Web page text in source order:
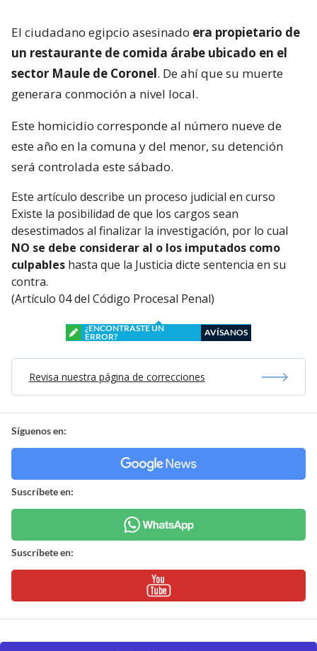
El ciudadano egipcio asesinado era propietario de
un restaurante de comida árabe ubicado en el
sector Maule de Coronel. De ahí que su muerte
generara conmoción a nivel local.
Este homicidio corresponde al número nueve de
este año en la comuna y del menor, su detención
será controlada este sábado.
Este artículo describe un proceso judicial en curso
Existe la posibilidad de que los cargos sean
desestimados al finalizar la investigación, por lo cual
NO se debe considerar al o los imputados como
culpables hasta que la Justicia dicte sentencia en su
contra.
(Artículo 04 del Código Procesal Penal)
¿ENCONTRASTE UN
ERROR?
AVÍSANOS
Revisa nuestra página de correcciones
Síguenos en:
Suscríbete en:
Suscríbete en: